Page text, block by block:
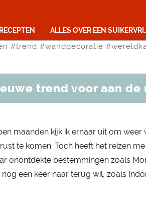
RECEPTEN ALLES OVER EEN
#trend #wanddecoratie #
trend voor aan de
maanden kijk ik ernaar uit om weer
te komen. Toch heeft het reizen
onontdekte bestemmingen zoals
een keer naar terug wil, zoals